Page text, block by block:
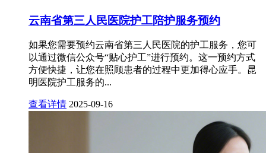
云南省第三人民医院护工陪护服务预约
如果您需要预约云南省第三人民医院的护工服务，您可
以通过微信公众号“贴心护工”进行预约。这一预约方式
方便快捷，让您在照顾患者的过程中更加得心应手。昆
明医院护工服务的...
查看详情 2025-09-16